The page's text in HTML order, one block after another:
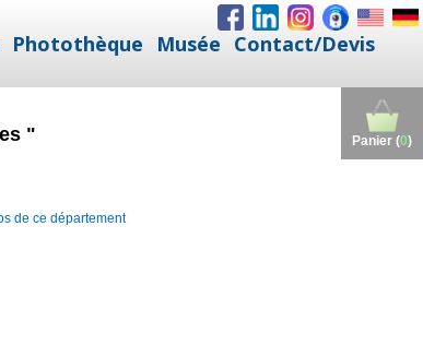
Photothèque Musée Contact/Devis